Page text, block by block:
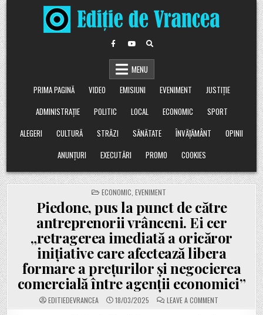
Skip
to
content
MENU
PRIMA PAGINĂ
VIDEO EMISIUNI EVENIMENT
JUSTIȚIE
ADMINISTRAȚIE
POLITIC LOCAL ECONOMIC
SPORT
ALEGERI
CULTURĂ STRĂZI SĂNĂTATE ÎNVĂȚĂMÂNT
OPINII
ANUNȚURI
EXECUTĂRI PROMO COOKIES
POSTED
IN
ECONOMIC EVENIMENT
Piedone, pus la punct de către
antreprenorii vrânceni. Ei cer
„retragerea imediată a oricăror
inițiative care afectează libera
formare a prețurilor și negocierea
comercială între agenții economici”
EDITIEDEVRANCEA 18/03/2025 LEAVE A COMMENTON
PIEDONE,